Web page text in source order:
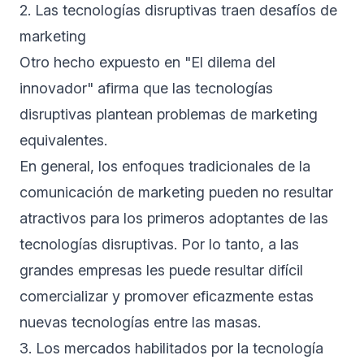
2. Las tecnologías disruptivas traen desafíos de
marketing
Otro hecho expuesto en "El dilema del
innovador" afirma que las tecnologías
disruptivas plantean problemas de marketing
equivalentes.
En general, los enfoques tradicionales de la
comunicación de marketing pueden no resultar
atractivos para los primeros adoptantes de las
tecnologías disruptivas. Por lo tanto, a las
grandes empresas les puede resultar difícil
comercializar y promover eficazmente estas
nuevas tecnologías entre las masas.
3. Los mercados habilitados por la tecnología